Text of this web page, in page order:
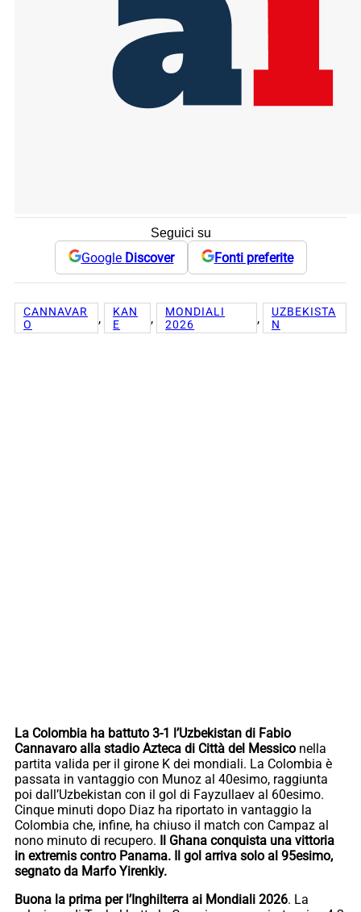
Seguici su
Google Discover Fonti preferite
CANNAVAR
O
,
KAN
E
,
MONDIALI
2026
,
UZBEKISTA
N
La Colombia ha battuto 3-1 l’Uzbekistan di Fabio
Cannavaro alla stadio Azteca di Città del Messico nella
partita valida per il girone K dei mondiali. La Colombia è
passata in vantaggio con Munoz al 40esimo, raggiunta
poi dall’Uzbekistan con il gol di Fayzullaev al 60esimo.
Cinque minuti dopo Diaz ha riportato in vantaggio la
Colombia che, infine, ha chiuso il match con Campaz al
nono minuto di recupero. Il Ghana conquista una vittoria
in extremis contro Panama. Il gol arriva solo al 95esimo,
segnato da Marfo Yirenkiy.
Buona la prima per l’Inghilterra ai Mondiali 2026. La